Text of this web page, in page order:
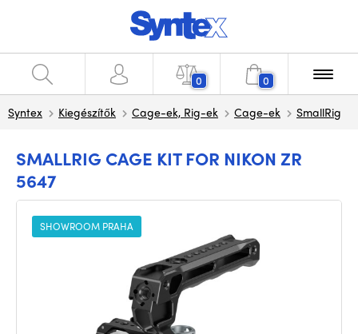
0 0
Syntex Kiegészítők Cage-ek, Rig-ek Cage-ek SmallRig
SMALLRIG CAGE KIT FOR NIKON ZR
5647
SHOWROOM PRAHA